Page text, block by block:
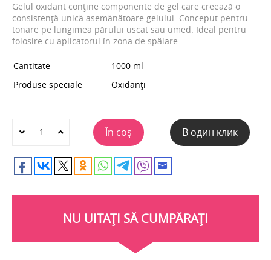
Gelul oxidant conține componente de gel care creează o
consistență unică asemănătoare gelului. Conceput pentru
tonare pe lungimea părului uscat sau umed. Ideal pentru
folosire cu aplicatorul în zona de spălare.
Cantitate
1000 ml
Produse speciale
Oxidanți
În coș В один клик
NU UITAȚI SĂ CUMPĂRAȚI